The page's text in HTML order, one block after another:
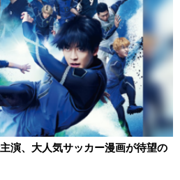
演、大人気サッカー漫画が待望の